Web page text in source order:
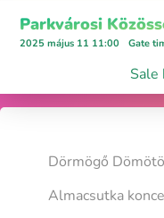
Parkvárosi
2025 május 11 11:00 Gate
Sale
Dörmögő
Almacsutka